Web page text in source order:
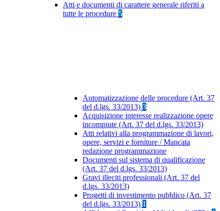
Atti e documenti di carattere generale riferiti a
tutte le procedure 5
Automatizzazione delle procedure (Art. 37
del d.lgs. 33/2013) 3
Acquisizione interesse realizzazione opere
incompiute (Art. 37 del d.lgs. 33/2013)
Atti relativi alla programmazione di lavori,
opere, servizi e forniture / Mancata
redazione programmazione
Documenti sul sistema di qualificazione
(Art. 37 del d.lgs. 33/2013)
Gravi illeciti professionali (Art. 37 del
d.lgs. 33/2013)
Progetti di investimento pubblico (Art. 37
del d.lgs. 33/2013) 1